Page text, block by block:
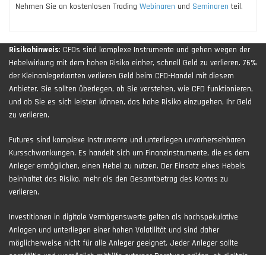
Nehmen Sie an kostenlosen Trading Webinaren und Seminaren teil.
Risikohinweis: CFDs sind komplexe Instrumente und gehen wegen der
Hebelwirkung mit dem hohen Risiko einher, schnell Geld zu verlieren. 76%
der Kleinanlegerkonten verlieren Geld beim CFD-Handel mit diesem
Anbieter. Sie sollten überlegen, ob Sie verstehen, wie CFD funktionieren,
und ob Sie es sich leisten können, das hohe Risiko einzugehen, Ihr Geld
zu verlieren.
Futures sind komplexe Instrumente und unterliegen unvorhersehbaren
Kursschwankungen. Es handelt sich um Finanzinstrumente, die es dem
Anleger ermöglichen, einen Hebel zu nutzen. Der Einsatz eines Hebels
beinhaltet das Risiko, mehr als den Gesamtbetrag des Kontos zu
verlieren.
Investitionen in digitale Vermögenswerte gelten als hochspekulative
Anlagen und unterliegen einer hohen Volatilität und sind daher
möglicherweise nicht für alle Anleger geeignet. Jeder Anleger sollte